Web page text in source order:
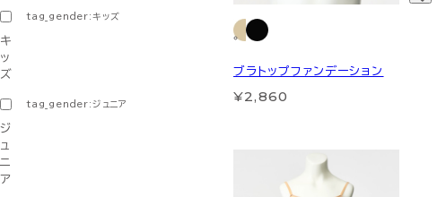
tag_gender:キッズ
キ
ッ
ズ
tag_gender:ジュニア
ジ
ュ
ニ
ア
ブラトップファンデーション
¥2,860